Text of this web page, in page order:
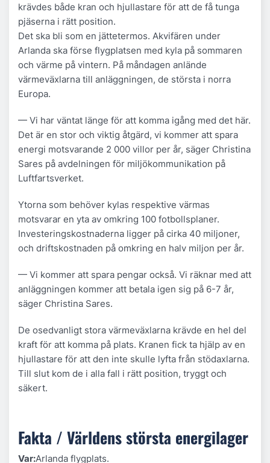
krävdes både kran och hjullastare för att de få tunga
pjäserna i rätt position.
Det ska bli som en jättetermos. Akvifären under
Arlanda ska förse flygplatsen med kyla på sommaren
och värme på vintern. På måndagen anlände
värmeväxlarna till anläggningen, de största i norra
Europa.
— Vi har väntat länge för att komma igång med det här.
Det är en stor och viktig åtgärd, vi kommer att spara
energi motsvarande 2 000 villor per år, säger Christina
Sares på avdelningen för miljökommunikation på
Luftfartsverket.
Ytorna som behöver kylas respektive värmas
motsvarar en yta av omkring 100 fotbollsplaner.
Investeringskostnaderna ligger på cirka 40 miljoner,
och driftskostnaden på omkring en halv miljon per år.
— Vi kommer att spara pengar också. Vi räknar med att
anläggningen kommer att betala igen sig på 6-7 år,
säger Christina Sares.
De osedvanligt stora värmeväxlarna krävde en hel del
kraft för att komma på plats. Kranen fick ta hjälp av en
hjullastare för att den inte skulle lyfta från stödaxlarna.
Till slut kom de i alla fall i rätt position, tryggt och
säkert.
Fakta / Världens största energilager
Var:Arlanda flygplats.